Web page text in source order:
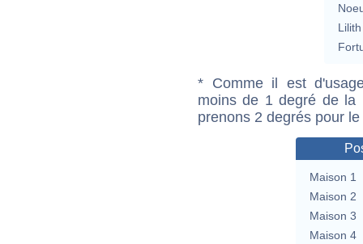
Lilith
* Comme il est
moins de 1 degré de la
prenons 2 degrés pour
Maison 1
Maison 2
Maison 3
Maison 4